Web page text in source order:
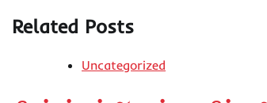
Related Posts
Uncategorized